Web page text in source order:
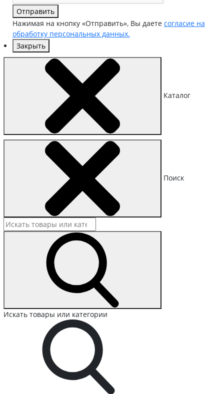
Отправить
Нажимая на кнопку «Отправить», Вы даете согласие на
обработку персональных данных.
Закрыть
Каталог
Поиск
Искать товары или категории